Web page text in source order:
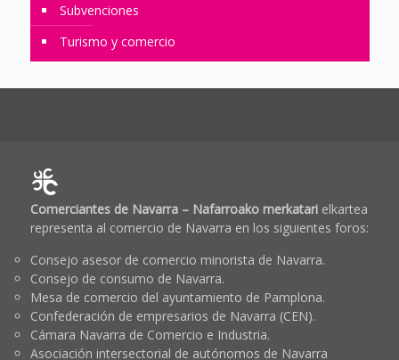
Subvenciones
Turismo y comercio
Comerciantes de Navarra – Nafarroako merkatarielkartea
representa al comercio de Navarra en los siguientes foros:
Consejo asesor de comercio minorista de Navarra.
Consejo de consumo de Navarra.
Mesa de comercio del ayuntamiento de Pamplona.
Confederación de empresarios de Navarra (CEN).
Cámara Navarra de Comercio e Industria.
Asociación intersectorial de autónomos de Navarra